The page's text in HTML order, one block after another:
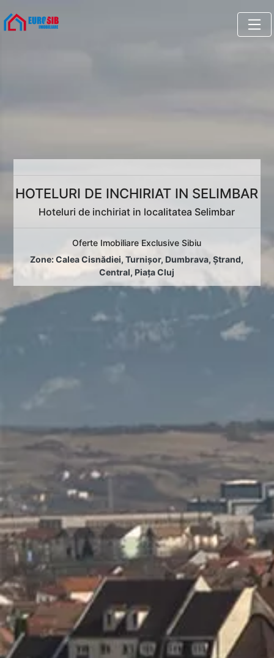
HOTELURI DE INCHIRIAT IN SELIMBAR
Hoteluri de inchiriat in localitatea Selimbar
Oferte Imobiliare Exclusive Sibiu
Zone:Calea Cisnădiei,Turnișor,Dumbrava,Ștrand,
Central, Piața Cluj